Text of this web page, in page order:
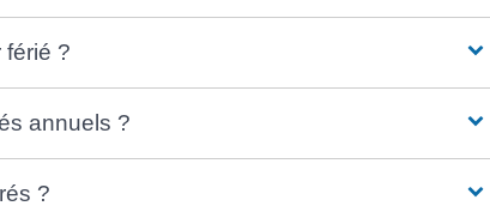
férié ?
annuels ?
?